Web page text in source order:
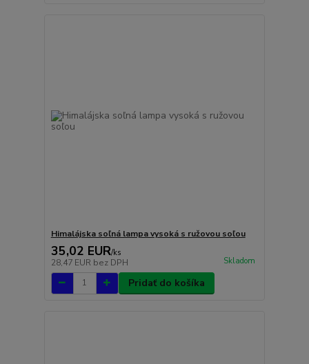
Himalájska soľná lampa vysoká s ružovou soľou
35,02 EUR/ks
28,47 EUR bez DPH Skladom
Pridať do košíka